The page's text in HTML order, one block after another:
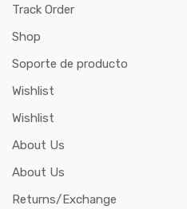
Track Order
Shop
Soporte de producto
Wishlist
Wishlist
About Us
About Us
Returns/Exchange